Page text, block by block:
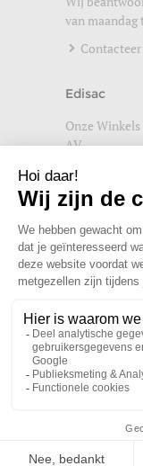
van maandag
Edisac
Onze Winkels
AV
Wettelijke
Privacybeleid
Word lid
Wat onze